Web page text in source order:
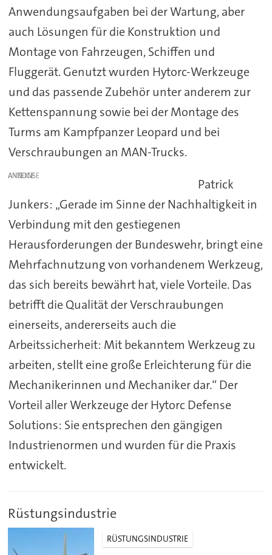
Anwendungsaufgaben bei der Wartung, aber
auch Lösungen für die Konstruktion und
Montage von Fahrzeugen, Schiffen und
Fluggerät. Genutzt wurden Hytorc-Werkzeuge
und das passende Zubehör unter anderem zur
Kettenspannung sowie bei der Montage des
Turms am Kampfpanzer Leopard und bei
Verschraubungen an MAN-Trucks.
ANZEIGE
Patrick
Junkers: „Gerade im Sinne der Nachhaltigkeit in
Verbindung mit den gestiegenen
Herausforderungen der Bundeswehr, bringt eine
Mehrfachnutzung von vorhandenem Werkzeug,
das sich bereits bewährt hat, viele Vorteile. Das
betrifft die Qualität der Verschraubungen
einerseits, andererseits auch die
Arbeitssicherheit: Mit bekanntem Werkzeug zu
arbeiten, stellt eine große Erleichterung für die
Mechanikerinnen und Mechaniker dar.“ Der
Vorteil aller Werkzeuge der Hytorc Defense
Solutions: Sie entsprechen den gängigen
Industrienormen und wurden für die Praxis
entwickelt.
Rüstungsindustrie
RÜSTUNGSINDUSTRIE